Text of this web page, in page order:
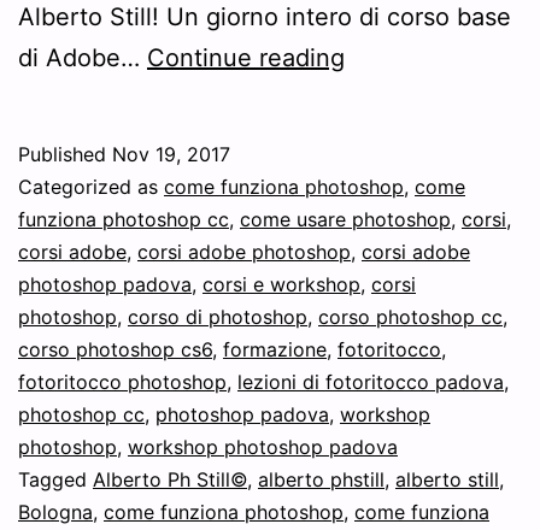
Alberto Still! Un giorno intero di corso base
di Adobe… Continue reading
date
del
corso
Adobe®
Photoshop®
base
di
1
giorno
Published Nov 19, 2017
Categorized as come funziona photoshop, come
funziona photoshop cc, come usare photoshop, corsi,
corsi adobe, corsi adobe photoshop, corsi adobe
photoshop padova, corsi e workshop, corsi
photoshop, corso di photoshop, corso photoshop cc,
corso photoshop cs6, formazione, fotoritocco,
fotoritocco photoshop, lezioni di fotoritocco padova,
photoshop cc, photoshop padova, workshop
photoshop, workshop photoshop padova
Tagged Alberto Ph Still©, alberto phstill, alberto still,
Bologna, come funziona photoshop, come funziona